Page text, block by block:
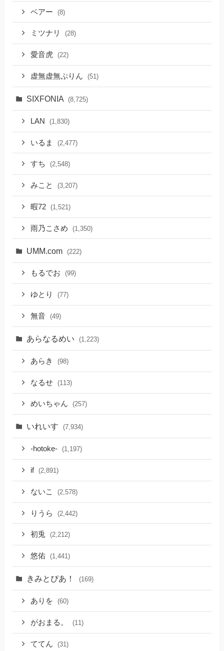
ベアー (8)
ミツナリ (28)
愛音虎 (22)
虚無虚無ぷりん (51)
SIXFONIA (8,725)
LAN (1,830)
いるま (2,477)
すち (2,548)
みこと (3,207)
暇72 (1,521)
雨乃こさめ (1,350)
UMM.com (222)
もるでお (99)
ゆとり (77)
無音 (49)
あらなるめい (1,223)
あらき (98)
なるせ (113)
めいちゃん (257)
いれいす (7,934)
-hotoke- (1,197)
if (2,891)
ないこ (2,578)
りうら (2,442)
初兎 (2,212)
悠佑 (1,441)
きみとぴあ！ (169)
ありを (60)
がおまる。 (11)
ててん (31)